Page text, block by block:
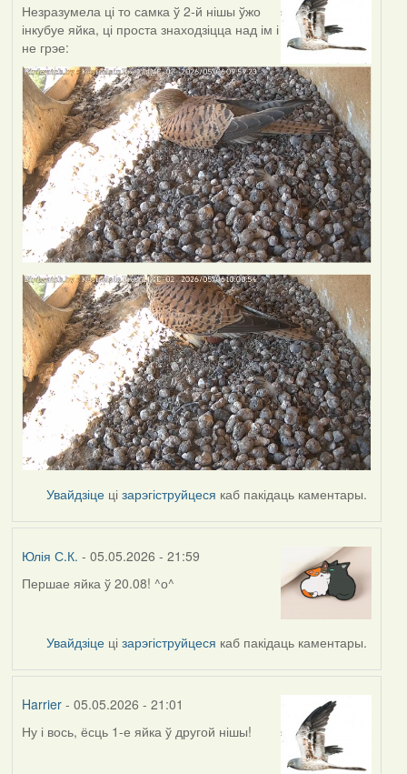
Незразумела ці то самка ў 2-й нішы ўжо
інкубуе яйка, ці проста знаходзіцца над ім і
не грэе:
Увайдзіце цізарэгіструйцеся каб пакідаць каментары.
Юлія С.К. - 05.05.2026 - 21:59
Першае яйка ў 20.08! ^о^
Увайдзіце цізарэгіструйцеся каб пакідаць каментары.
Harrier- 05.05.2026 - 21:01
Ну і вось, ёсць 1-е яйка ў другой нішы!